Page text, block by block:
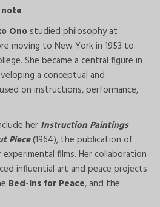
Ono studied philosophy at
moving to New York in 1953 to
She became a central figure in
a conceptual and
on instructions, performance,
her Instruction Paintings
Piece(1964), the publication of
films. Her collaboration
influential art and peace projects
Bed-Ins for Peace, and the